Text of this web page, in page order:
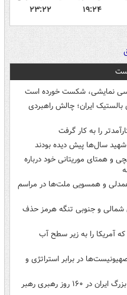
۱۹:۲۴
۲۳:۲۲
نمایشی، شکست خورده است
ایران؛ چالش راهبردی
را به کار گرفت
شهید سال‌ها پیش دیده بودند
و همتای موریتانی خود درباره
همدلی و همسویی ملت‌ها در مراسم
شمالی و جنوبی تنگه هرمز حذف
که آمریکا را به زیر سطح آب
در برابر استراتژی و
۶ دستاورد بزرگ ایران در ۱۶۰ روز رهبری رهبر